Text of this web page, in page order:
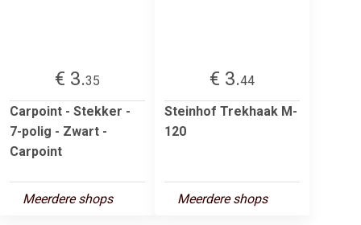
€ 3.35
Carpoint - Stekker -
7-polig - Zwart -
Carpoint
Meerdere shops
€ 3.44
Steinhof Trekhaak M-
120
Meerdere shops